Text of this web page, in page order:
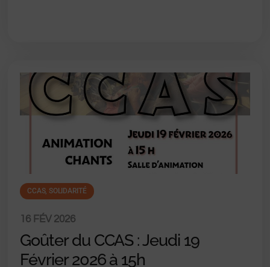
CCAS,SOLIDARITÉ
16 FÉV 2026
Goûter du CCAS : Jeudi 19
Février 2026 à 15h